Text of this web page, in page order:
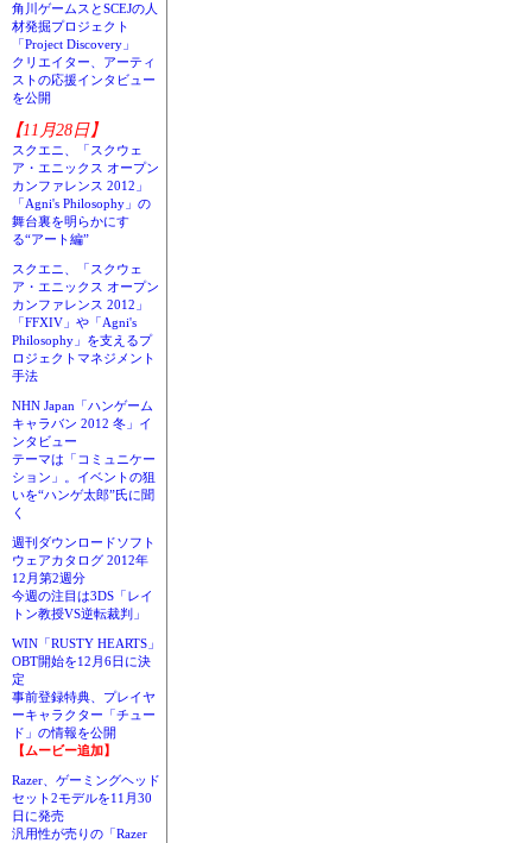
角川ゲームスとSCEJの人
材発掘プロジェクト
「Project Discovery」
クリエイター、アーティ
ストの応援インタビュー
を公開
【11月28日】
スクエニ、「スクウェ
ア・エニックス オープン
カンファレンス 2012」
「Agni's Philosophy」の
舞台裏を明らかにす
る“アート編”
スクエニ、「スクウェ
ア・エニックス オープン
カンファレンス 2012」
「FFXIV」や「Agni's
Philosophy」を支えるプ
ロジェクトマネジメント
手法
NHN Japan「ハンゲーム
キャラバン 2012 冬」イ
ンタビュー
テーマは「コミュニケー
ション」。イベントの狙
いを“ハンゲ太郎”氏に聞
く
週刊ダウンロードソフト
ウェアカタログ 2012年
12月第2週分
今週の注目は3DS「レイ
トン教授VS逆転裁判」
WIN「RUSTY HEARTS」
OBT開始を12月6日に決
定
事前登録特典、プレイヤ
ーキャラクター「チュー
ド」の情報を公開
【ムービー追加】
Razer、ゲーミングヘッド
セット2モデルを11月30
日に発売
汎用性が売りの「Razer